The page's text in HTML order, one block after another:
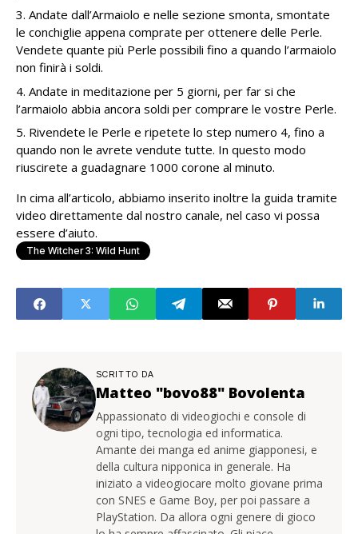
Andate dall’Armaiolo e nelle sezione smonta, smontate
le conchiglie appena comprate per ottenere delle Perle.
Vendete quante più Perle possibili fino a quando l’armaiolo
non finirà i soldi.
Andate in meditazione per 5 giorni, per far si che
l’armaiolo abbia ancora soldi per comprare le vostre Perle.
Rivendete le Perle e ripetete lo step numero 4, fino a
quando non le avrete vendute tutte. In questo modo
riuscirete a guadagnare 1000 corone al minuto.
In cima all’articolo, abbiamo inserito inoltre la guida tramite
video direttamente dal nostro canale, nel caso vi possa
essere d’aiuto.
The Witcher 3: Wild Hunt
SCRITTO DA
Matteo "bovo88" Bovolenta
Appassionato di videogiochi e console di
ogni tipo, tecnologia ed informatica.
Amante dei manga ed anime giapponesi, e
della cultura nipponica in generale. Ha
iniziato a videogiocare molto giovane prima
con SNES e Game Boy, per poi passare a
PlayStation. Da allora ogni genere di gioco